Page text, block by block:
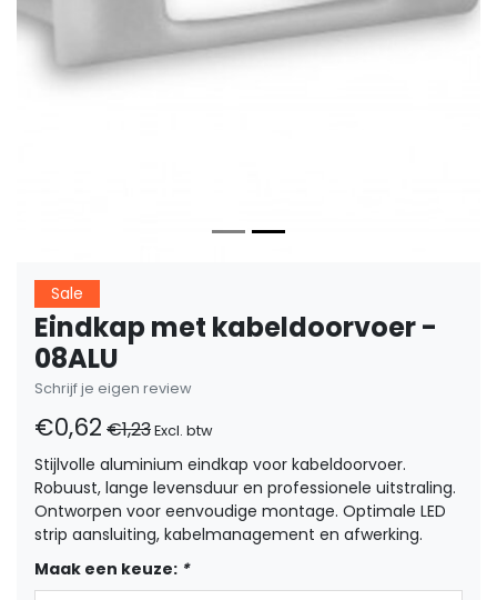
Sale
Eindkap met kabeldoorvoer -
08ALU
Schrijf je eigen review
€0,62 €1,23Excl. btw
Stijlvolle aluminium eindkap voor kabeldoorvoer.
Robuust, lange levensduur en professionele uitstraling.
Ontworpen voor eenvoudige montage. Optimale LED
strip aansluiting, kabelmanagement en afwerking.
Maak een keuze: *